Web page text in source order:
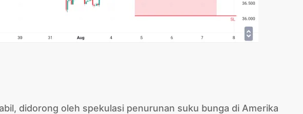
didorong oleh spekulasi penurunan suku bunga di Amerika